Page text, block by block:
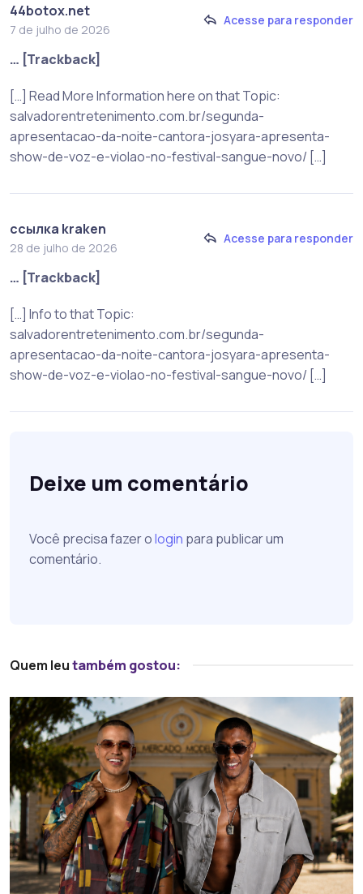
44botox.net
7 de julho de 2026
Acesse para responder
… [Trackback]
[…] Read More Information here on that Topic:
salvadorentretenimento.com.br/segunda-
apresentacao-da-noite-cantora-josyara-apresenta-
show-de-voz-e-violao-no-festival-sangue-novo/ […]
ссылка kraken
28 de julho de 2026
Acesse para responder
… [Trackback]
[…] Info to that Topic:
salvadorentretenimento.com.br/segunda-
apresentacao-da-noite-cantora-josyara-apresenta-
show-de-voz-e-violao-no-festival-sangue-novo/ […]
Deixe um comentário
Você precisa fazer ologin para publicar um
comentário.
Quem leutambém gostou: